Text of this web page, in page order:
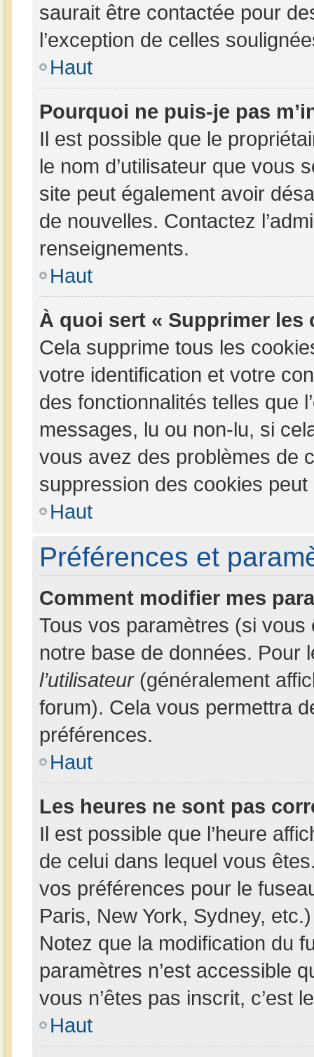
saurait être contactée pour
l’exception de celles
Haut
Pourquoi ne puis-je pas
Il est possible que le
le nom d’utilisateur que vous
site peut également avoir
de nouvelles. Contactez
renseignements.
Haut
À quoi sert « Supprimer les
Cela supprime tous les
votre identification et votre
des fonctionnalités telles que
messages, lu ou non-lu, si
vous avez des problèmes de
suppression des cookies peut
Haut
Préférences et
Comment modifier mes
Tous vos paramètres (si
notre base de données. Pour
l’utilisateur(généralement
forum). Cela vous permettra
préférences.
Haut
Les heures ne sont pas
Il est possible que l’heure
de celui dans lequel vous
vos préférences pour le
Paris, New York, Sydney,
Notez que la modification du
paramètres n’est accessible
vous n’êtes pas inscrit, c’est
Haut